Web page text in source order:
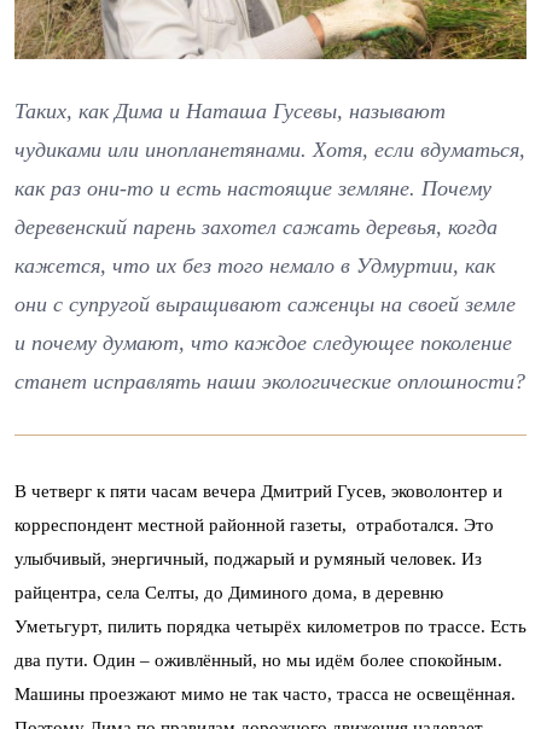
Таких, как Дима и Наташа Гусевы, называют
чудиками или инопланетянами. Хотя, если вдуматься,
как раз они-то и есть настоящие земляне. Почему
деревенский парень захотел сажать деревья, когда
кажется, что их без того немало в Удмуртии, как
они с супругой выращивают саженцы на своей земле
и почему думают, что каждое следующее поколение
станет исправлять наши экологические оплошности?
В четверг к пяти часам вечера Дмитрий Гусев, эковолонтер и
корреспондент местной районной газеты, отработался. Это
улыбчивый, энергичный, поджарый и румяный человек. Из
райцентра, села Селты, до Диминого дома, в деревню
Уметьгурт, пилить порядка четырёх километров по трассе. Есть
два пути. Один – оживлённый, но мы идём более спокойным.
Машины проезжают мимо не так часто, трасса не освещённая.